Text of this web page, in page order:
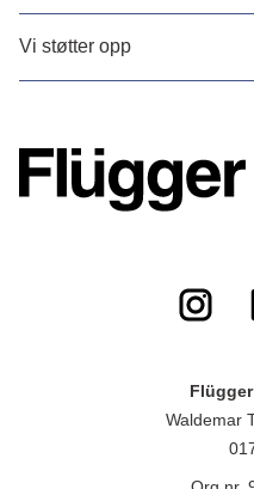
Vi støtter opp
Waldemar